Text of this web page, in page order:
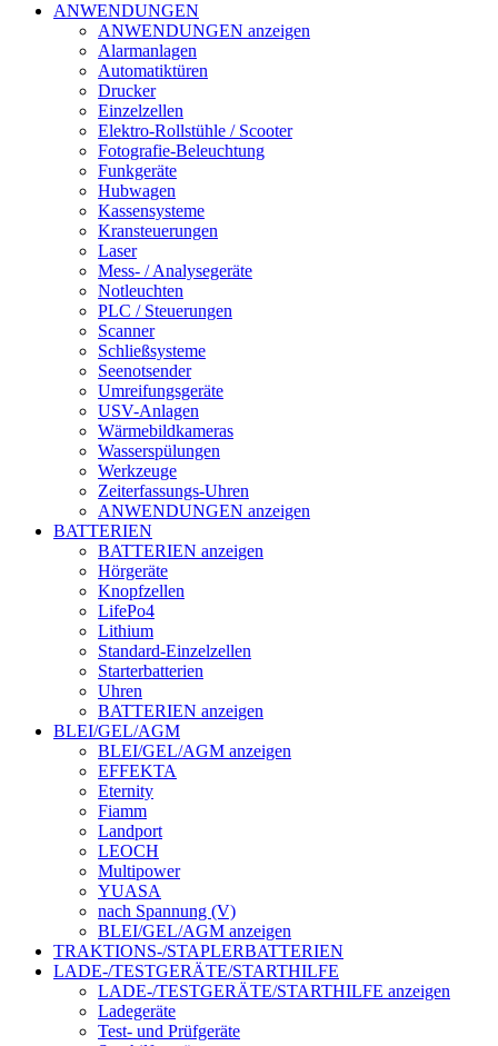
ANWENDUNGEN
ANWENDUNGEN anzeigen
Alarmanlagen
Automatiktüren
Drucker
Einzelzellen
Elektro-Rollstühle / Scooter
Fotografie-Beleuchtung
Funkgeräte
Hubwagen
Kassensysteme
Kransteuerungen
Laser
Mess- / Analysegeräte
Notleuchten
PLC / Steuerungen
Scanner
Schließsysteme
Seenotsender
Umreifungsgeräte
USV-Anlagen
Wärmebildkameras
Wasserspülungen
Werkzeuge
Zeiterfassungs-Uhren
ANWENDUNGEN anzeigen
BATTERIEN
BATTERIEN anzeigen
Hörgeräte
Knopfzellen
LifePo4
Lithium
Standard-Einzelzellen
Starterbatterien
Uhren
BATTERIEN anzeigen
BLEI/GEL/AGM
BLEI/GEL/AGM anzeigen
EFFEKTA
Eternity
Fiamm
Landport
LEOCH
Multipower
YUASA
nach Spannung (V)
BLEI/GEL/AGM anzeigen
TRAKTIONS-/STAPLERBATTERIEN
LADE-/TESTGERÄTE/STARTHILFE
LADE-/TESTGERÄTE/STARTHILFE anzeigen
Ladegeräte
Test- und Prüfgeräte